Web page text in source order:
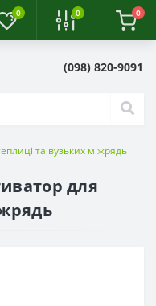
0 0 0
(098) 820-9091
та вузьких міжрядь
для